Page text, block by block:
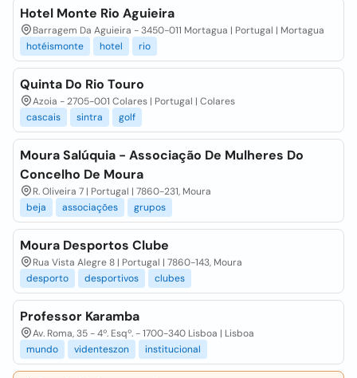
Hotel Monte Rio Aguieira
Barragem Da Aguieira - 3450-011 Mortagua | Portugal | Mortagua
hotéismonte
hotel rio
Quinta Do Rio Touro
Azoia - 2705-001 Colares | Portugal | Colares
cascais
sintra golf
Moura Salúquia - Associação De Mulheres Do
Concelho De Moura
R. Oliveira 7 | Portugal | 7860-231, Moura
beja
associações grupos
Moura Desportos Clube
Rua Vista Alegre 8 | Portugal | 7860-143, Moura
desporto
desportivos clubes
Professor Karamba
Av. Roma, 35 - 4º. Esqº. - 1700-340 Lisboa | Lisboa
mundo
videnteszon institucional